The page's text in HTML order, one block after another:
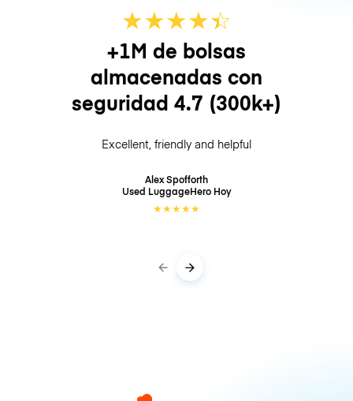
★★★★☆
★
+1M de bolsas
almacenadas con
seguridad 4.7 (300k+)
Excellent, friendly and helpful
Alex Spofforth
Used LuggageHero Hoy
★★★★★